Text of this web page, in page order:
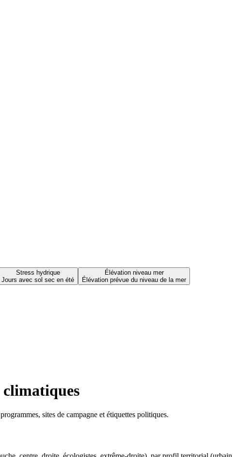
Stress hydrique
Jours avec sol sec en été
Élévation niveau mer
Élévation prévue du niveau de la mer
sites de campagne et étiquettes politiques.